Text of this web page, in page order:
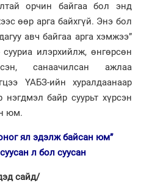
орчин байгаа бол энд
өөр арга байхгүй. Энэ бол
авч байгаа арга хэмжээ”
сууриа илэрхийлж, өнгөрсөн
санаа­чилсан ажлаа
ҮАБЗ-ийн хуралдаанаар
нэгдмэл байр суурьт хүрсэн
юм.
ял эдэлж байсан юм”
л бол суусан
сайд/